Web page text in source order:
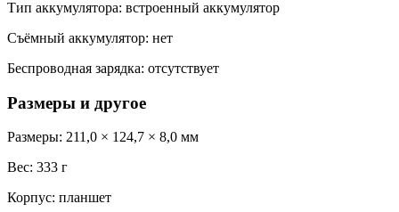
Тип аккумулятора: встроенный аккумулятор
Съёмный аккумулятор: нет
Беспроводная зарядка: отсутствует
Размеры и другое
Размеры: 211,0 × 124,7 × 8,0 мм
Вес: 333 г
Корпус: планшет